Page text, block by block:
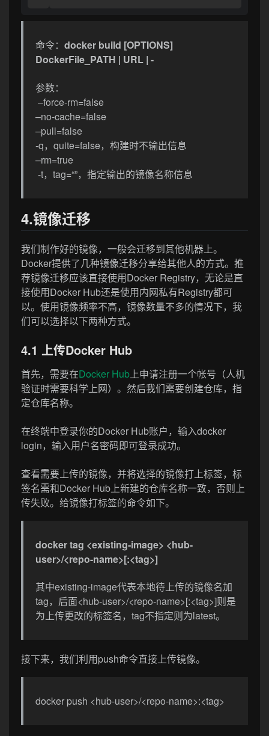
命令： docker build [OPTIONS]
DockerFile_PATH | URL | -
参数：
–force-rm=false
–no-cache=false
–pull=false
-q，quite=false，构建时不输出信息
–rm=true
-t，tag=“”，指定输出的镜像名称信息
4.镜像迁移
我们制作好的镜像，一般会迁移到其他机器上。
Docker提供了几种镜像迁移分享给其他人的方式。推
荐镜像迁移应该直接使用Docker Registry，无论是直
接使用Docker Hub还是使用内网私有Registry都可
以。使用镜像频率不高，镜像数量不多的情况下，我
们可以选择以下两种方式。
4.1 上传Docker Hub
首先，需要在Docker Hub上申请注册一个帐号（人机
验证时需要科学上网）。然后我们需要创建仓库，指
定仓库名称。
在终端中登录你的Docker Hub账户，输入docker
login，输入用户名密码即可登录成功。
查看需要上传的镜像，并将选择的镜像打上标签，标
签名需和Docker Hub上新建的仓库名称一致，否则上
传失败。给镜像打标签的命令如下。
docker tag <existing-image> <hub-
user>/<repo-name>[:<tag>]
其中existing-image代表本地待上传的镜像名加
tag，后面<hub-user>/<repo-name>[:<tag>]则是
为上传更改的标签名，tag不指定则为latest。
接下来，我们利用push命令直接上传镜像。
docker push <hub-user>/<repo-name>:<tag>